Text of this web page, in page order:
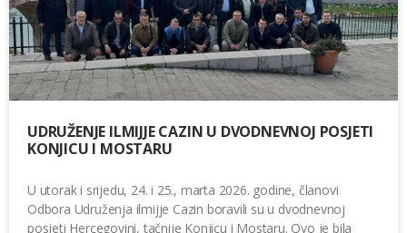
UDRUŽENJE ILMIJJE CAZIN U DVODNEVNOJ POSJETI
KONJICU I MOSTARU
U utorak i srijedu, 24. i 25., marta 2026. godine, članovi
Odbora Udruženja ilmijje Cazin boravili su u dvodnevnoj
posjeti Hercegovini, tačnije Konjicu i Mostaru. Ovo je bila